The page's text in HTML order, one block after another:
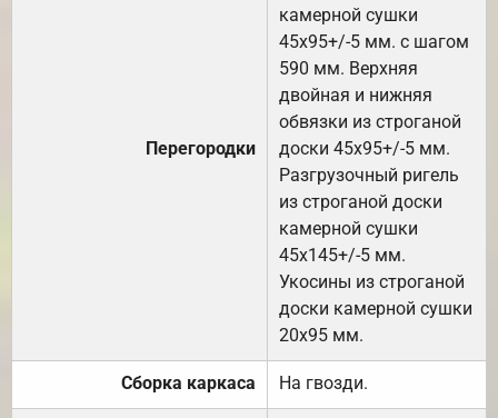
Перегородки
камерной сушки
45х95+/-5 мм. с шагом
590 мм. Верхняя
двойная и нижняя
обвязки из строганой
доски 45х95+/-5 мм.
Разгрузочный ригель
из строганой доски
камерной сушки
45х145+/-5 мм.
Укосины из строганой
доски камерной сушки
20х95 мм.
Сборка каркаса На гвозди.